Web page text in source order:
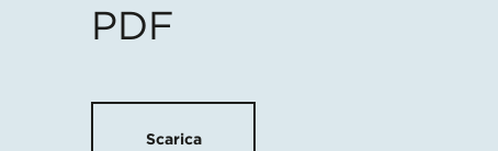
PDF
Scarica